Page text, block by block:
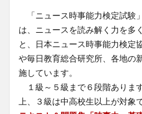
「ニュース時事能力検定試験
は、ニュースを読み解く力を多
と、日本ニュース時事能力検定
や毎日教育総合研究所、各地の
施しています。
１級～５級まで６段階ありま
上、３級は中高校生以上が対象